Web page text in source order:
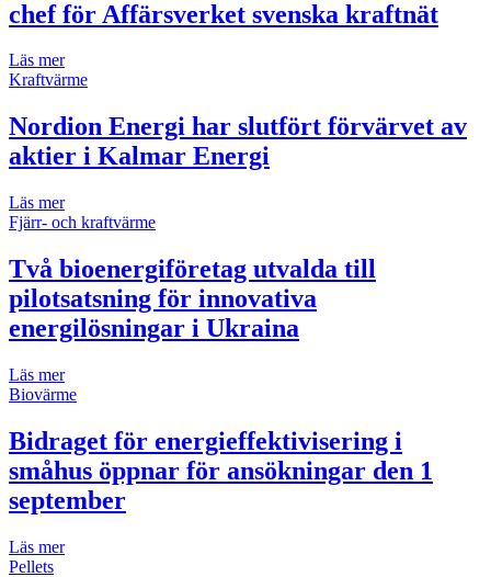
chef för Affärsverket svenska kraftnät
Läs mer
Kraftvärme
Nordion Energi har slutfört förvärvet av
aktier i Kalmar Energi
Läs mer
Fjärr- och kraftvärme
Två bioenergiföretag utvalda till
pilotsatsning för innovativa
energilösningar i Ukraina
Läs mer
Biovärme
Bidraget för energieffektivisering i
småhus öppnar för ansökningar den 1
september
Läs mer
Pellets